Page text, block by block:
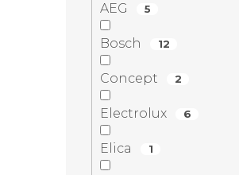
AEG 5
Bosch 12
Concept 2
Electrolux 6
Elica 1